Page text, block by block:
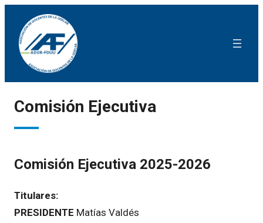
Comisión Ejecutiva
Comisión Ejecutiva 2025-2026
Titulares:
PRESIDENTE Matías Valdés